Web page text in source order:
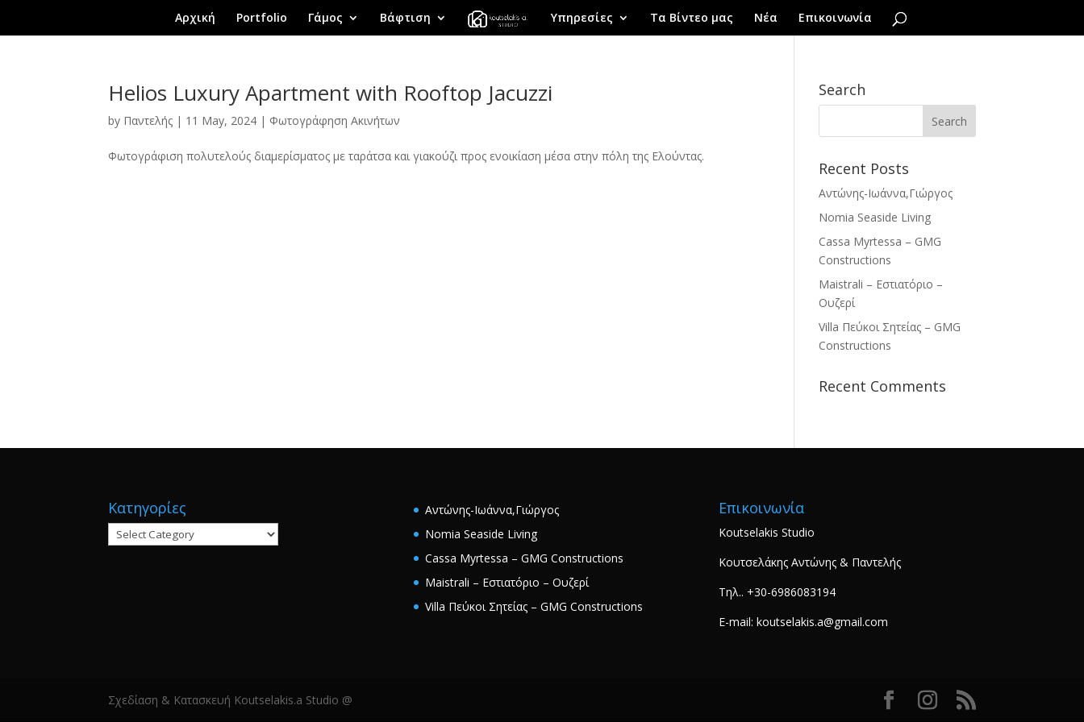
Αρχική Portfolio Γάμος Βάφτιση Υπηρεσίες Τα Βίντεο μας Νέα Επικοινωνία
Helios Luxury Apartment with Rooftop Jacuzzi
by Παντελής | 11 May, 2024 | Φωτογράφηση Ακινήτων
Φωτογράφιση πολυτελούς διαμερίσματος με ταράτσα και γιακούζι προς ενοικίαση μέσα στην πόλη της Ελούντας.
Search
Recent Posts
Αντώνης-Ιωάννα,Γιώργος
Nomia Seaside Living
Cassa Myrtessa – GMG
Constructions
Maistrali – Εστιατόριο –
Ουζερί
Villa Πεύκοι Σητείας – GMG
Constructions
Recent Comments
Κατηγορίες
Κατηγορίες
Αντώνης-Ιωάννα,Γιώργος
Nomia Seaside Living
Cassa Myrtessa – GMG Constructions
Maistrali – Εστιατόριο – Ουζερί
Villa Πεύκοι Σητείας – GMG Constructions
Επικοινωνία
Koutselakis Studio
Κουτσελάκης Αντώνης & Παντελής
Τηλ.. +30-6986083194
E-mail: koutselakis.a@gmail.com
Σχεδίαση & Κατασκευή Koutselakis.a Studio @